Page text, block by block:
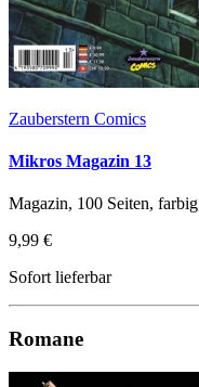
Zauberstern Comics
Mikros Magazin 13
Magazin, 100 Seiten,
9,99 €
Sofort lieferbar
Romane